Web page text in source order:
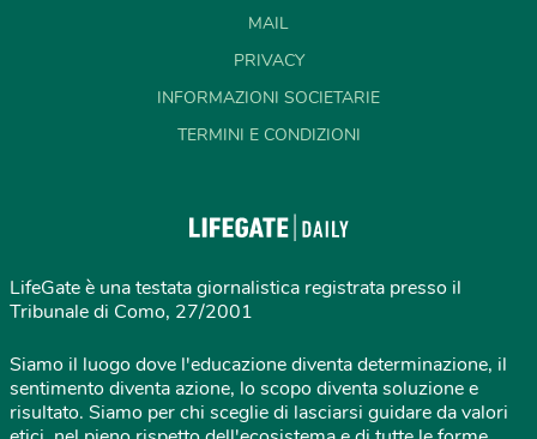
MAIL
PRIVACY
INFORMAZIONI SOCIETARIE
TERMINI E CONDIZIONI
LifeGate è una testata giornalistica registrata presso il
Tribunale di Como, 27/2001
Siamo il luogo dove l'educazione diventa determinazione, il
sentimento diventa azione, lo scopo diventa soluzione e
risultato. Siamo per chi sceglie di lasciarsi guidare da valori